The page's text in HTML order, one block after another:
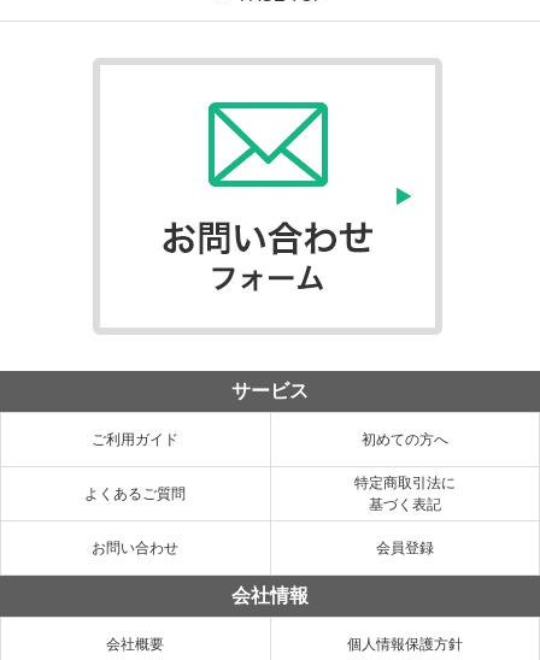
サービス
ご利用ガイド 初めての方へ
よくあるご質問
特定商取引法に
基づく表記
お問い合わせ 会員登録
会社情報
会社概要 個人情報保護方針